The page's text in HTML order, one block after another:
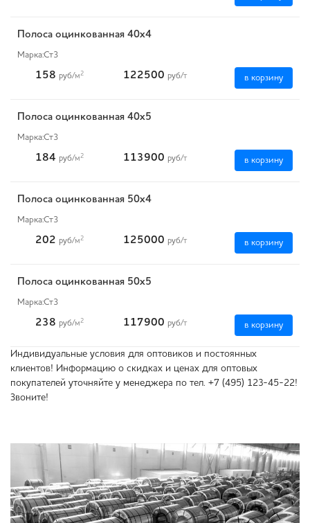
Полоса оцинкованная 40x4
Марка:Ст3
158 руб/м2 122500 руб/т в корзину
Полоса оцинкованная 40x5
Марка:Ст3
184 руб/м2 113900 руб/т в корзину
Полоса оцинкованная 50x4
Марка:Ст3
202 руб/м2 125000 руб/т в корзину
Полоса оцинкованная 50x5
Марка:Ст3
238 руб/м2 117900 руб/т в корзину
Индивидуальные условия для оптовиков и постоянных
клиентов! Информацию о скидках и ценах для оптовых
покупателей уточняйте у менеджера по тел. +7 (495) 123-45-22!
Звоните!